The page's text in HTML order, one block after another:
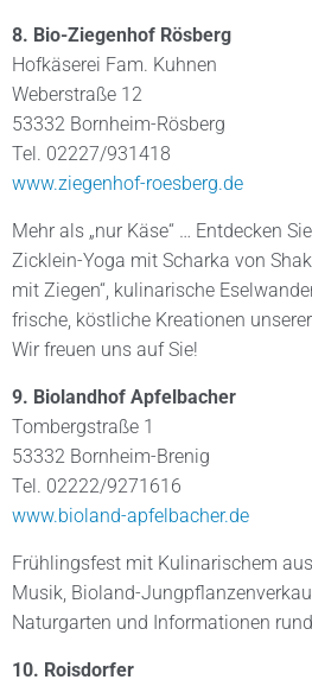
8. Bio-Ziegenhof Rösberg
Hofkäserei Fam. Kuhnen
Weberstraße 12
53332 Bornheim-Rösberg
Tel. 02227/931418
www.ziegenhof-roesberg.de
Mehr als „nur Käse“ … Entdecken
Zicklein-Yoga mit Scharka von
mit Ziegen“, kulinarische
frische, köstliche Kreationen
Wir freuen uns auf Sie!
9. Biolandhof Apfelbacher
Tombergstraße 1
53332 Bornheim-Brenig
Tel. 02222/9271616
www.bioland-apfelbacher.de
Frühlingsfest mit Kulinarischem
Musik, Bioland-
Naturgarten und Informationen
10. Roisdorfer